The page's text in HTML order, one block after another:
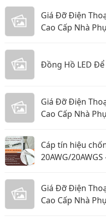
Giá Đỡ Điện
Cao Cấp Nhà
Đồng Hồ LED Để
Giá Đỡ Điện
Cao Cấp Nhà
Cáp tín hiệu
20AWG/
Giá Đỡ Điện
Cao Cấp Nhà